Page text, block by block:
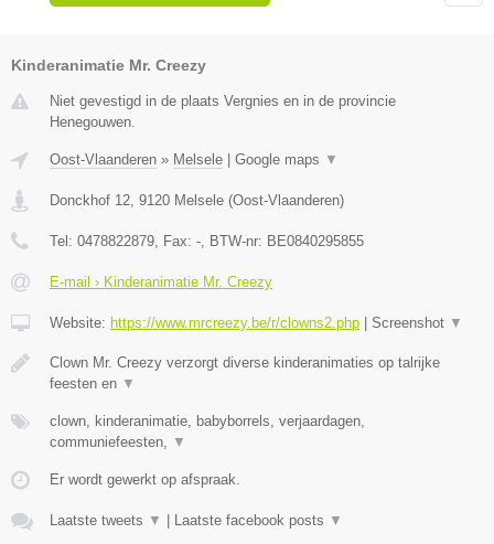
Kinderanimatie Mr. Creezy
Niet gevestigd in de plaats Vergnies en in de provincie
Henegouwen.
Oost-Vlaanderen » Melsele Google maps ▼
Donckhof 12, 9120 Melsele (Oost-Vlaanderen)
Tel: 0478822879, Fax: -, BTW-nr: BE0840295855
E-mail › Kinderanimatie Mr. Creezy
Website: https://www.mrcreezy.be/r/clowns2.php Screenshot ▼
Clown Mr. Creezy verzorgt diverse kinderanimaties op talrijke
feesten en ▼
clown, kinderanimatie, babyborrels, verjaardagen,
communiefeesten, ▼
Er wordt gewerkt op afspraak.
Laatste tweets ▼ Laatste facebook posts ▼